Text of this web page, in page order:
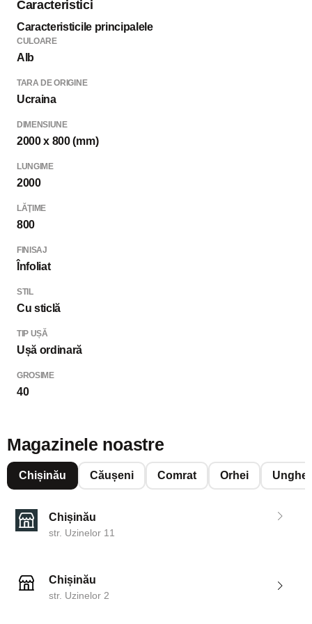
Caracteristici
Caracteristicile principalele
CULOARE
Alb
TARA DE ORIGINE
Ucraina
DIMENSIUNE
2000 x 800 (mm)
LUNGIME
2000
LĂŢIME
800
FINISAJ
Înfoliat
STIL
Cu sticlă
TIP UȘĂ
Ușă ordinară
GROSIME
40
Magazinele noastre
Chișinău Căușeni Comrat Orhei
Chișinău
str. Uzinelor 11
Chișinău
str. Uzinelor 2